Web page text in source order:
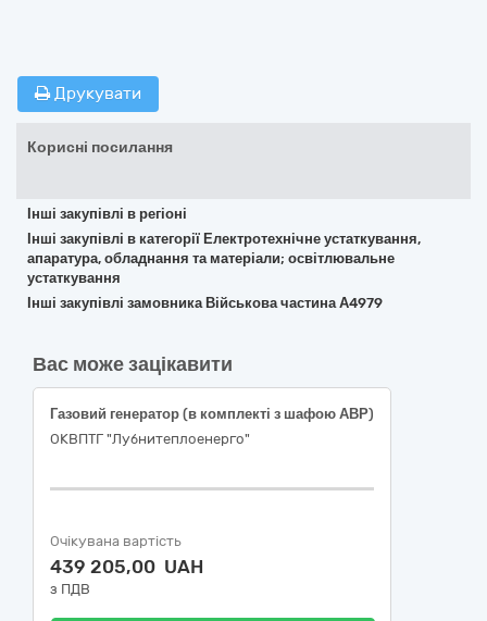
Друкувати
Корисні посилання
Інші закупівлі в регіоні
Інші закупівлі в категорії Електротехнічне устаткування,
апаратура, обладнання та матеріали; освітлювальне
устаткування
Інші закупівлі замовника Військова частина А4979
Вас може зацікавити
Газовий генератор (в комплекті з шафою АВР)
ОКВПТГ "Лубнитеплоенерго"
Очікувана вартість
439 205,00 UAH
з ПДВ